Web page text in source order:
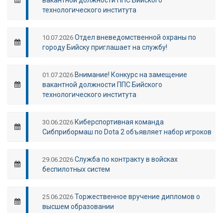
технологического института
10.07.2026 Отдел вневедомственной охраны по
городу Бийску приглашает на службу!
01.07.2026 Внимание! Конкурс на замещение
вакантной должности ППС Бийского
технологического института
30.06.2026 Киберспортивная команда
Сибприбормаш по Dota 2 объявляет набор игроков
29.06.2026 Служба по контракту в войсках
беспилотных систем
25.06.2026 Торжественное вручение дипломов о
высшем образовании